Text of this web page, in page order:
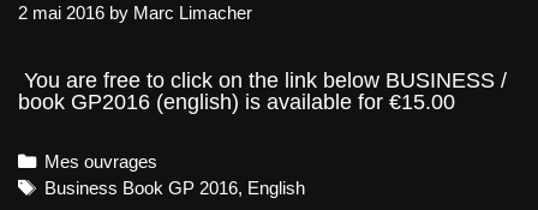
2 mai 2016 by Marc Limacher
You are free to click on the link below BUSINESS /
book GP2016 (english) is available for €15.00
Categories
Mes ouvrages
Tags
Business Book GP 2016, English